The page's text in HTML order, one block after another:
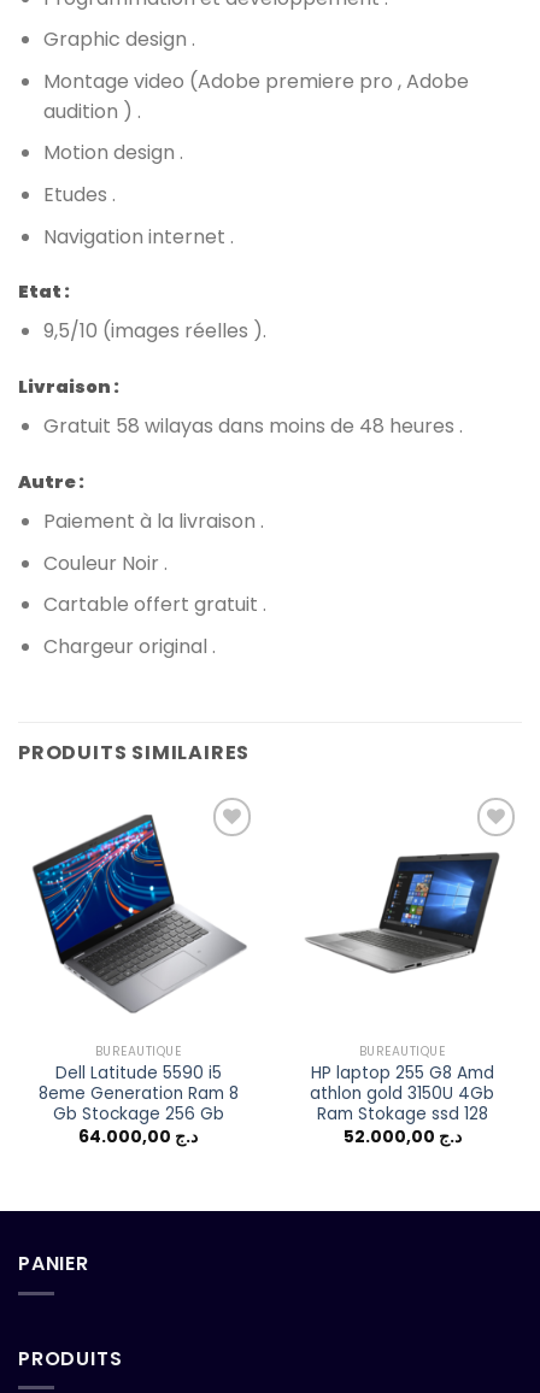
Graphic design .
Montage video (Adobe premiere pro , Adobe
audition ) .
Motion design .
Etudes .
Navigation internet .
Etat :
9,5/10 (images réelles ).
Livraison :
Gratuit 58 wilayas dans moins de 48 heures .
Autre :
Paiement à la livraison .
Couleur Noir .
Cartable offert gratuit .
Chargeur original .
PRODUITS SIMILAIRES
BUREAUTIQUE
Dell Latitude 5590 i5
8eme Generation Ram 8
Gb Stockage 256 Gb
د.ج
Add to
wishlist
BUREAUTIQUE
HP laptop 255 G8 Amd
athlon gold 3150U 4Gb
Ram Stokage ssd 128
د.ج
PANIER
PRODUITS